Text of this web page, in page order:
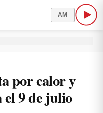
AM
por calor y
9 de julio